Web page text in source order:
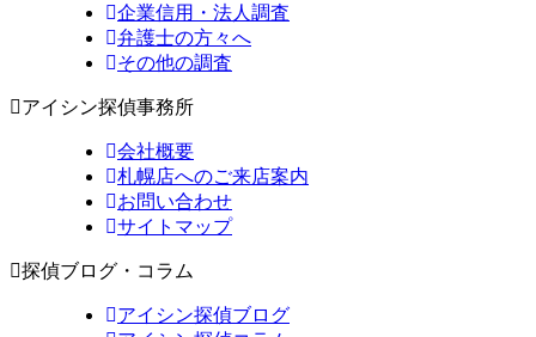
企業信用・法人調査
弁護士の方々へ
その他の調査
アイシン探偵事務所
会社概要
札幌店へのご来店案内
お問い合わせ
サイトマップ
探偵ブログ・コラム
アイシン探偵ブログ